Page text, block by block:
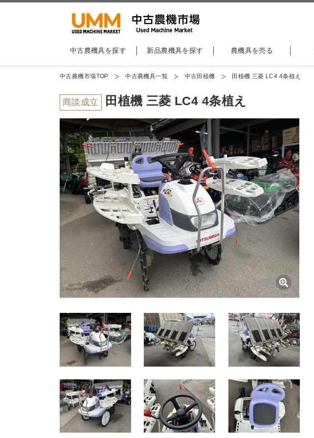
中古農機具を探す 新品農機具を探す 農機具を売る
中古農機市場TOP 中古農機具一覧 中古田植機 田植機 三菱 LC4 4条植え
商談成立 田植機 三菱 LC4 4条植え